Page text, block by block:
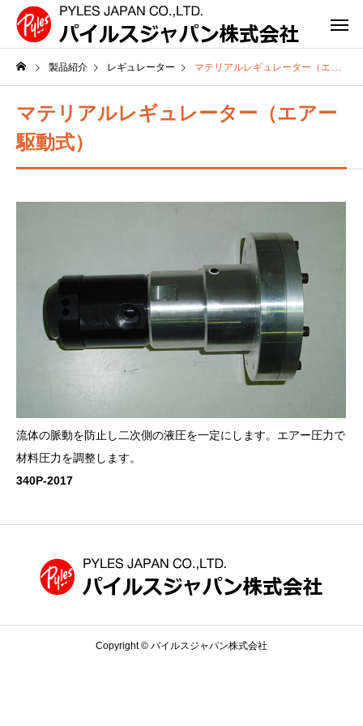
製品紹介 レギュレーター マテリアルレギュレーター（エアー駆動式）
マテリアルレギュレーター（エアー
駆動式）
流体の脈動を防止し二次側の液圧を一定にします。 エアー圧力で
材料圧力を調整します。
340P-2017
Copyright © パイルスジャパン株式会社